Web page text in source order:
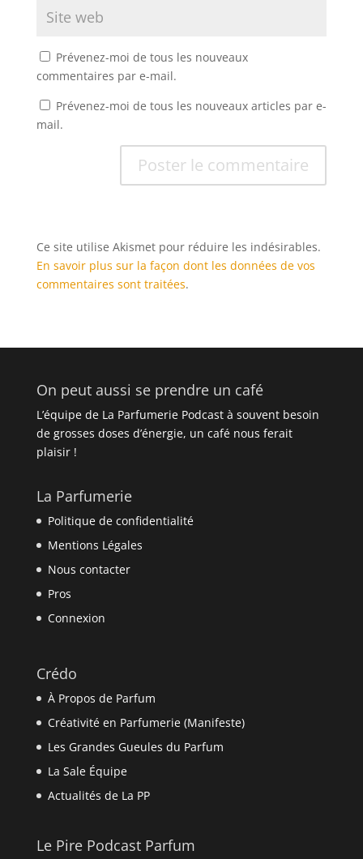
Prévenez-moi de tous les nouveaux
commentaires par e-mail.
Prévenez-moi de tous les nouveaux articles par e-
mail.
Ce site utilise Akismet pour réduire les indésirables.
En savoir plus sur la façon dont les données de vos
commentaires sont traitées.
On peut aussi se prendre un café
L’équipe de La Parfumerie Podcast à souvent besoin
de grosses doses d’énergie, un café nous ferait
plaisir !
La Parfumerie
Politique de confidentialité
Mentions Légales
Nous contacter
Pros
Connexion
Crédo
À Propos de Parfum
Créativité en Parfumerie (Manifeste)
Les Grandes Gueules du Parfum
La Sale Équipe
Actualités de La PP
Le Pire Podcast Parfum